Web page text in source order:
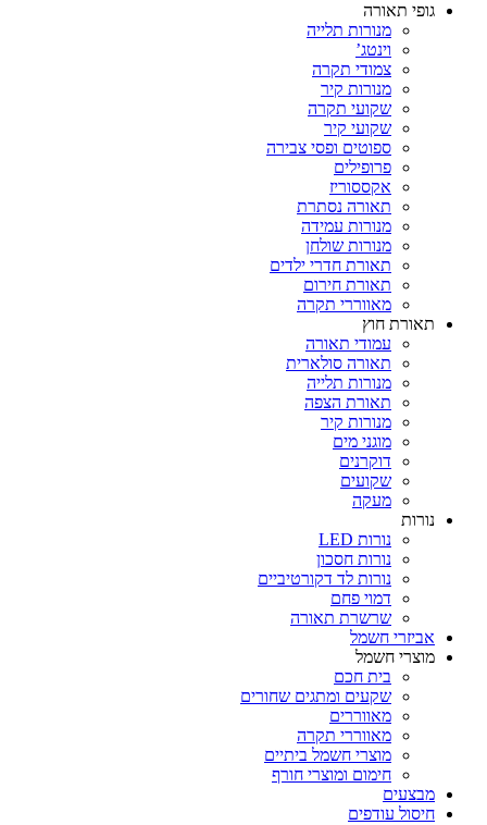
גופי תאורה
מנורות תלייה
וינטג’
צמודי תקרה
מנורות קיר
שקועי תקרה
שקועי קיר
ספוטים ופסי צבירה
פרופילים
אקססוריז
תאורה נסתרת
מנורות עמידה
מנורות שולחן
תאורת חדרי ילדים
תאורת חירום
מאווררי תקרה
תאורת חוץ
עמודי תאורה
תאורה סולארית
מנורות תלייה
תאורת הצפה
מנורות קיר
מוגני מים
דוקרנים
שקועים
מעקה
נורות
נורות LED
נורות חסכון
נורות לד דקורטיביים
דמוי פחם
שרשרת תאורה
אביזרי חשמל
מוצרי חשמל
בית חכם
שקעים ומתגים שחורים
מאווררים
מאווררי תקרה
מוצרי חשמל ביתיים
חימום ומוצרי חורף
מבצעים
חיסול עודפים